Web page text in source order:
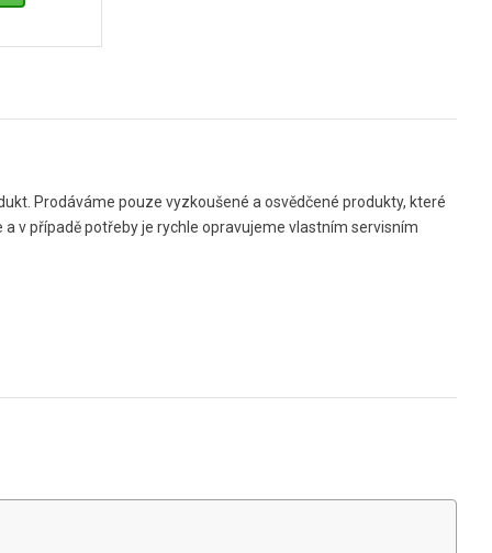
Prodáváme pouze vyzkoušené a osvědčené produkty, které
v případě potřeby je rychle opravujeme vlastním servisním